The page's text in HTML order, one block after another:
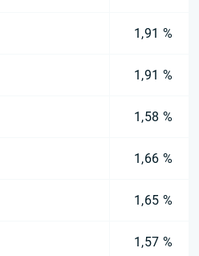
1,91 %
1,91 %
1,58 %
1,66 %
1,65 %
1,57 %